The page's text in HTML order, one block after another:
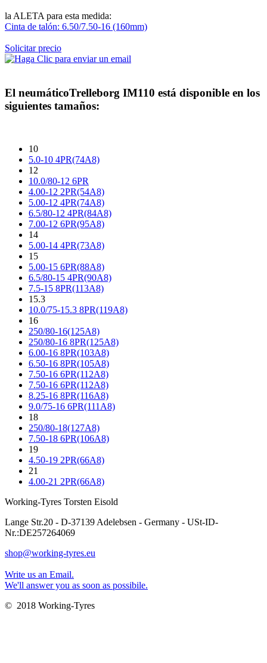
la ALETA para esta medida:
Cinta de talón: 6.50/7.50-16 (160mm)
Solicitar precio
El neumáticoTrelleborg IM110 está disponible en los
siguientes tamaños:
10
5.0-10 4PR(74A8)
12
10.0/80-12 6PR
4.00-12 2PR(54A8)
5.00-12 4PR(74A8)
6.5/80-12 4PR(84A8)
7.00-12 6PR(95A8)
14
5.00-14 4PR(73A8)
15
5.00-15 6PR(88A8)
6.5/80-15 4PR(90A8)
7.5-15 8PR(113A8)
15.3
10.0/75-15.3 8PR(119A8)
16
250/80-16(125A8)
250/80-16 8PR(125A8)
6.00-16 8PR(103A8)
6.50-16 8PR(105A8)
7.50-16 6PR(112A8)
7.50-16 6PR(112A8)
8.25-16 8PR(116A8)
9.0/75-16 6PR(111A8)
18
250/80-18(127A8)
7.50-18 6PR(106A8)
19
4.50-19 2PR(66A8)
21
4.00-21 2PR(66A8)
Working-Tyres Torsten Eisold
Lange Str.20 - D-37139 Adelebsen - Germany - USt-ID-
Nr.:DE257264069
shop@working-tyres.eu
Write us an Email.
We'll answer you as soon as possibile.
© 2018 Working-Tyres